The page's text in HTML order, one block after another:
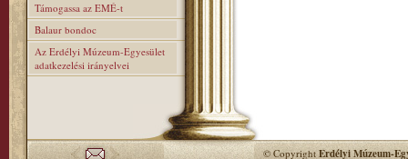
Támogassa az EMÉ-t
Balaur bondoc
Az Erdélyi Múzeum-Egyesület
adatkezelési irányelvei
© CopyrightErdélyi Múzeum-